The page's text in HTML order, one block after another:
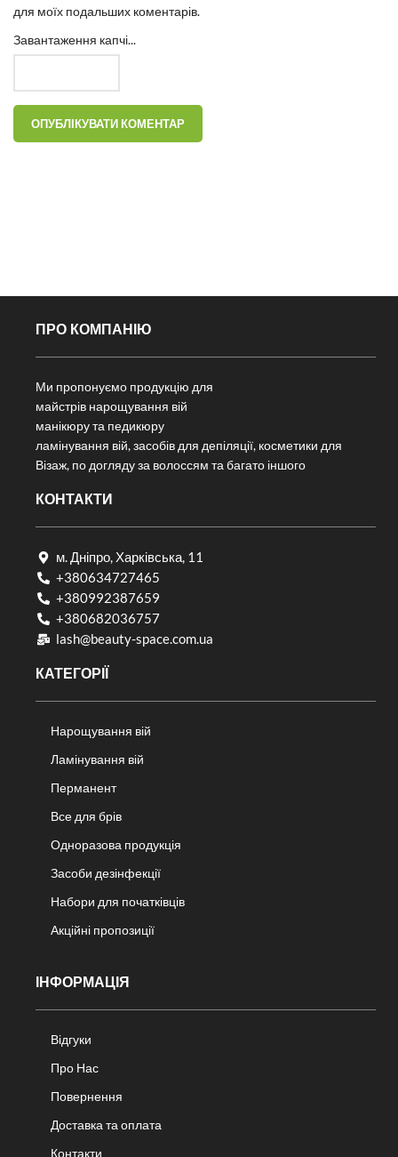
для моїх подальших коментарів.
Завантаження капчі...
ПРО КОМПАНІЮ
Ми пропонуємо продукцію для
майстрів нарощування вій
манікюру та педикюру
ламінування вій, засобів для депіляції, косметики для
Візаж, по догляду за волоссям та багато іншого
КОНТАКТИ
м. Дніпро, Харківська, 11
+380634727465
+380992387659
+380682036757​
lash@beauty-space.com.ua
КАТЕГОРІЇ
Нарощування вій
Ламінування вій
Перманент
Все для брів
Одноразова продукція
Засоби дезінфекції
Набори для початківців
Акційні пропозиції
ІНФОРМАЦІЯ
Відгуки
Про Нас
Повернення
Доставка та оплата
Контакти